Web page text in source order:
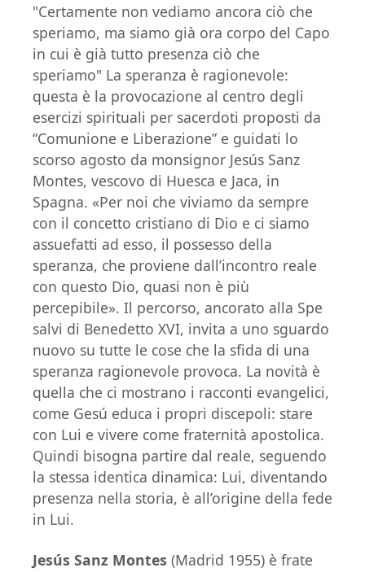
"Certamente non vediamo ancora ciò che
speriamo, ma siamo già ora corpo del Capo
in cui è già tutto presenza ciò che
speriamo" La speranza è ragionevole:
questa è la provocazione al centro degli
esercizi spirituali per sacerdoti proposti da
“Comunione e Liberazione” e guidati lo
scorso agosto da monsignor Jesús Sanz
Montes, vescovo di Huesca e Jaca, in
Spagna. «Per noi che viviamo da sempre
con il concetto cristiano di Dio e ci siamo
assuefatti ad esso, il possesso della
speranza, che proviene dall’incontro reale
con questo Dio, quasi non è più
percepibile». Il percorso, ancorato alla Spe
salvi di Benedetto XVI, invita a uno sguardo
nuovo su tutte le cose che la sfida di una
speranza ragionevole provoca. La novità è
quella che ci mostrano i racconti evangelici,
come Gesú educa i propri discepoli: stare
con Lui e vivere come fraternità apostolica.
Quindi bisogna partire dal reale, seguendo
la stessa identica dinamica: Lui, diventando
presenza nella storia, è all’origine della fede
in Lui.
Jesús Sanz Montes (Madrid 1955) è frate